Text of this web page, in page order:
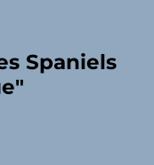
Spaniels